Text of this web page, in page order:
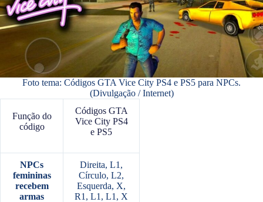
Foto tema: Códigos GTA Vice City PS4 e PS5 para NPCs.
(Divulgação / Internet)
Função do
código
Códigos GTA
Vice City PS4
e PS5
NPCs
femininas
recebem
armas
Direita, L1,
Círculo, L2,
Esquerda, X,
R1, L1, L1, X